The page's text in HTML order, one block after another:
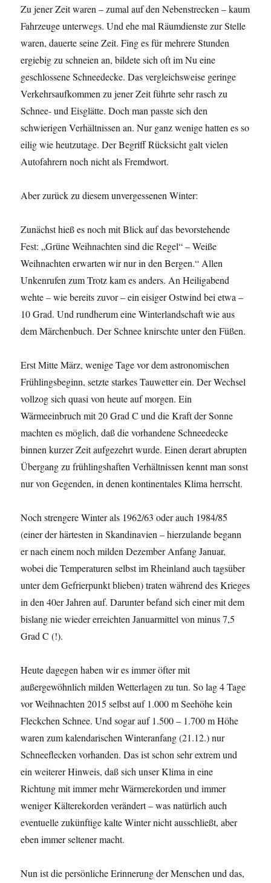
Zu jener Zeit waren – zumal auf den Nebenstrecken – kaum
Fahrzeuge unterwegs. Und ehe mal Räumdienste zur Stelle
waren, dauerte seine Zeit. Fing es für mehrere Stunden
ergiebig zu schneien an, bildete sich oft im Nu eine
geschlossene Schneedecke. Das vergleichsweise geringe
Verkehrsaufkommen zu jener Zeit führte sehr rasch zu
Schnee- und Eisglätte. Doch man passte sich den
schwierigen Verhältnissen an. Nur ganz wenige hatten es so
eilig wie heutzutage. Der Begriff Rücksicht galt vielen
Autofahrern noch nicht als Fremdwort.
Aber zurück zu diesem unvergessenen Winter:
Zunächst hieß es noch mit Blick auf das bevorstehende
Fest: „Grüne Weihnachten sind die Regel“ – Weiße
Weihnachten erwarten wir nur in den Bergen.“ Allen
Unkenrufen zum Trotz kam es anders. An Heiligabend
wehte – wie bereits zuvor – ein eisiger Ostwind bei etwa –
10 Grad. Und rundherum eine Winterlandschaft wie aus
dem Märchenbuch. Der Schnee knirschte unter den Füßen.
Erst Mitte März, wenige Tage vor dem astronomischen
Frühlingsbeginn, setzte starkes Tauwetter ein. Der Wechsel
vollzog sich quasi von heute auf morgen. Ein
Wärmeeinbruch mit 20 Grad C und die Kraft der Sonne
machten es möglich, daß die vorhandene Schneedecke
binnen kurzer Zeit aufgezehrt wurde. Einen derart abrupten
Übergang zu frühlingshaften Verhältnissen kennt man sonst
nur von Gegenden, in denen kontinentales Klima herrscht.
Noch strengere Winter als 1962/63 oder auch 1984/85
(einer der härtesten in Skandinavien – hierzulande begann
er nach einem noch milden Dezember Anfang Januar,
wobei die Temperaturen selbst im Rheinland auch tagsüber
unter dem Gefrierpunkt blieben) traten während des Krieges
in den 40er Jahren auf. Darunter befand sich einer mit dem
bislang nie wieder erreichten Januarmittel von minus 7,5
Grad C (!).
Heute dagegen haben wir es immer öfter mit
außergewöhnlich milden Wetterlagen zu tun. So lag 4 Tage
vor Weihnachten 2015 selbst auf 1.000 m Seehöhe kein
Fleckchen Schnee. Und sogar auf 1.500 – 1.700 m Höhe
waren zum kalendarischen Winteranfang (21.12.) nur
Schneeflecken vorhanden. Das ist schon sehr extrem und
ein weiterer Hinweis, daß sich unser Klima in eine
Richtung mit immer mehr Wärmerekorden und immer
weniger Kälterekorden verändert – was natürlich auch
eventuelle zukünftige kalte Winter nicht ausschließt, aber
eben immer seltener macht.
Nun ist die persönliche Erinnerung der Menschen und das,